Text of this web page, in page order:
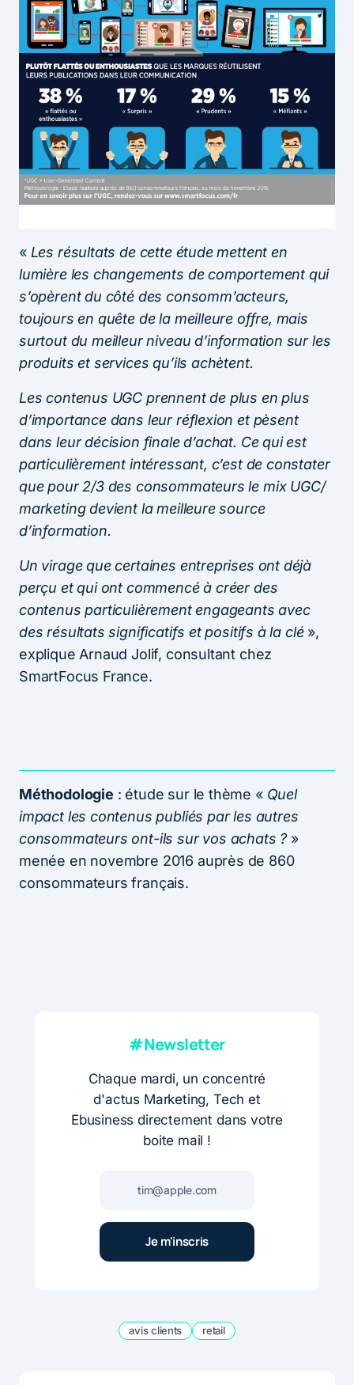
« Les résultats de cette étude mettent en
lumière les changements de comportement qui
s’opèrent du côté des consomm’acteurs,
toujours en quête de la meilleure offre, mais
surtout du meilleur niveau d’information sur les
produits et services qu’ils achètent.
Les contenus UGC prennent de plus en plus
d’importance dans leur réflexion et pèsent
dans leur décision finale d’achat. Ce qui est
particulièrement intéressant, c’est de constater
que pour 2/3 des consommateurs le mix UGC/
marketing devient la meilleure source
d’information.
Un virage que certaines entreprises ont déjà
perçu et qui ont commencé à créer des
contenus particulièrement engageants avec
des résultats significatifs et positifs à la clé»,
explique Arnaud Jolif, consultant chez
SmartFocus France.
Méthodologie : étude sur le thème « Quel
impact les contenus publiés par les autres
consommateurs ont-ils sur vos achats ?»
menée en novembre 2016 auprès de 860
consommateurs français.
#Newsletter
Chaque mardi, un concentré
d'actus Marketing, Tech et
Ebusiness directement dans votre
boite mail !
avis clients retail